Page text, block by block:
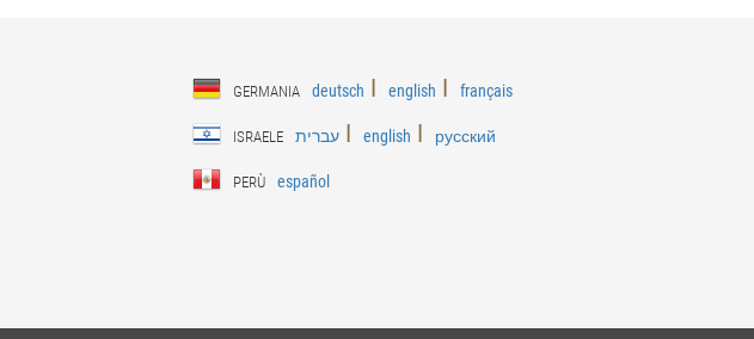
GERMANIA deutsch ǀenglish ǀfrançais
ISRAELE עברית ǀenglish ǀ русский
PERÙ español